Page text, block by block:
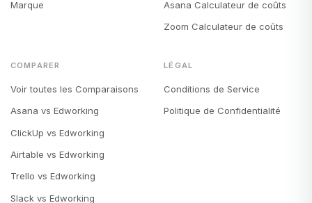
Marque
Asana Calculateur de coûts
Zoom Calculateur de coûts
COMPARER
Voir toutes les Comparaisons
Asana vs Edworking
ClickUp vs Edworking
Airtable vs Edworking
Trello vs Edworking
Slack vs Edworking
LÉGAL
Conditions de Service
Politique de Confidentialité